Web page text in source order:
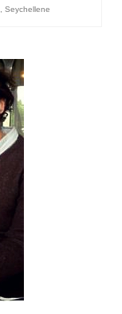
Seychellene